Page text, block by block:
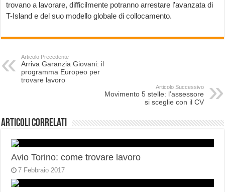
trovano a lavorare, difficilmente potranno arrestare l’avanzata di
T-Island e del suo modello globale di collocamento.
Articolo Precedente
Arriva Garanzia Giovani: il
programma Europeo per
trovare lavoro
Articolo Successivo
Movimento 5 stelle: l’assessore
si sceglie con il CV
Articoli correlati
Avio Torino: come trovare lavoro
7 Febbraio 2017